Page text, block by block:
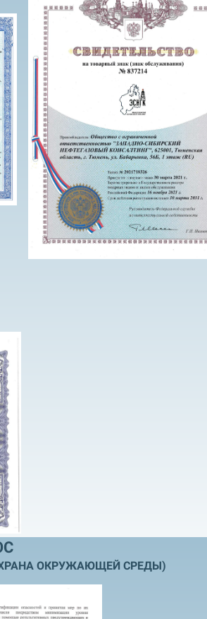
ОКРУЖАЮЩЕЙ СРЕДЫ)